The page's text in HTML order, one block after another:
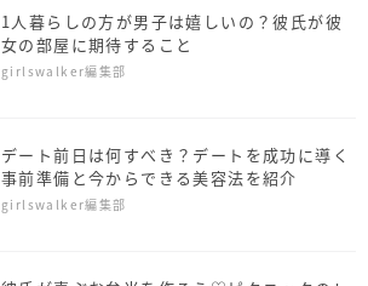
1人暮らしの方が男子は嬉しいの？彼氏が彼
女の部屋に期待すること
girlswalker編集部
デート前日は何すべき？デートを成功に導く
事前準備と今からできる美容法を紹介
girlswalker編集部